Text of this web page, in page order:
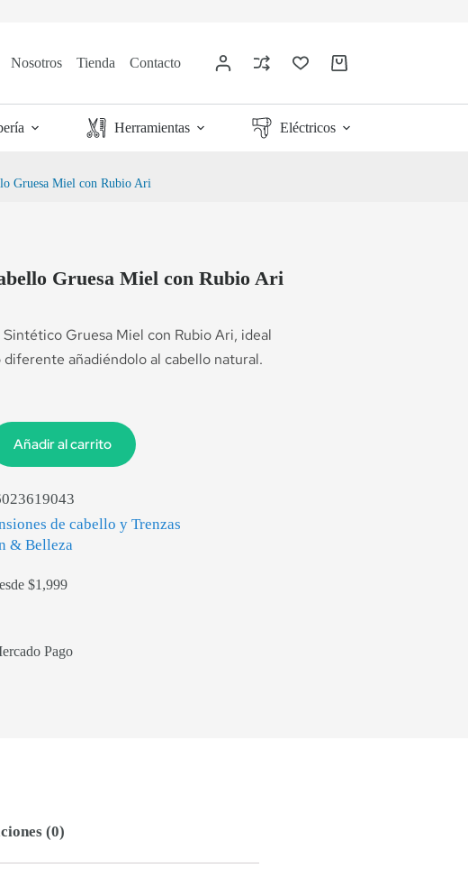
Nosotros Tienda Contacto
Herramientas Eléctricos
Gruesa Miel con Rubio Ari
Gruesa Miel con Rubio Ari
Gruesa Miel con Rubio Ari, ideal
añadiéndolo al cabello natural.
Añadir al carrito
de cabello y Trenzas
& Belleza
$1,999
Pago
(0)